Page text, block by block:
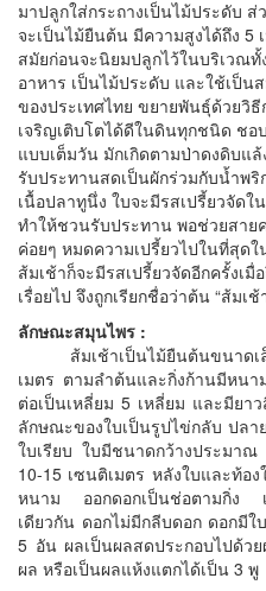
มาปลูกใส่กระถางเป็นไม้ประดับ
จะเป็นไม้ยืนต้น มีความสูงได้ถึง 5
สมัยก่อนจะนิยมปลูกไว้ในบริเวณทั้
อาหาร เป็นไม้ประดับ และใช้เป็
ของประเทศไทย ขยายพันธุ์ด้วยวิ
เจริญเติบโตได้ดีในดินทุกชนิด ช
แบบเต็มวัน มักเกิดตามป่าดงดิบแ
รับประทานสดเป็นผักร่วมกับน้ำพ
เนื้อปลาทูนึ่ง ใบจะมีรสเปรี้ยวจัด
ทำให้ชวนรับประทาน พอช่วยสาย
ค่อยๆ หมดความเปรี้ยวไปในที่สุด
ส้มเช้าก็จะมีรสเปรี้ยวจัดอีกครั้งเ
เรื่อยไป จึงถูกเรียกชื่อว่าต้น “ส้มเ
ลักษณะสมุนไพร :
ส้มเช้าเป็นไม้ยืนต้นขนาดเ
เมตร ตามลำต้นและกิ่งก้านมีหน
ต่อเป็นเหลี่ยม 5 เหลี่ยม และมียา
ลักษณะของใบเป็นรูปไข่กลับ ปล
ใบเรียบ ใบมีชนาดกว้างประมา
10-15 เซนติเมตร หลังใบและท้อ
หนาม ออกดอกเป็นช่อตามกิ่ง
เดียวกัน ดอกไม่มีกลีบดอก ดอกมี
5 อัน ผลเป็นผลสดประกอบไปด้ว
ผล หรือเป็นผลแห้งแตกได้เป็น 3 พู